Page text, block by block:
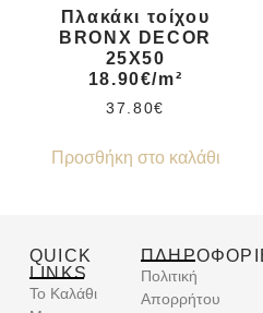
Πλακάκι τοίχου
BRONX DECOR
25X50
18.90€/m²
37.80€
Προσθήκη στο καλάθι
QUICK
LINKS
Το Καλάθι
Πολιτική
Απορρήτου